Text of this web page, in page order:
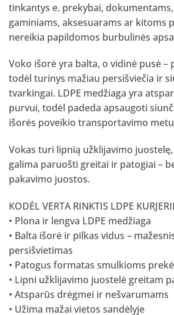
tinkantys e. prekybai,
gaminiams, aksesuarams ar kitoms
nereikia papildomos burbulinės
Voko išorė yra balta, o vidinė pusė –
todėl turinys mažiau persišviečia ir
tvarkingai. LDPE medžiaga yra
purvui, todėl padeda apsaugoti
išorės poveikio transportavimo
Vokas turi lipnią užklijavimo
galima paruošti greitai ir patogiai –
pakavimo juostos.
KODĖL VERTA RINKTIS LDPE
• Plona ir lengva LDPE medžiaga
• Balta išorė ir pilkas vidus –
persišvietimas
• Patogus formatas smulkioms
• Lipni užklijavimo juostelė greitam
• Atsparūs drėgmei ir nešvarumams
• Užima mažai vietos sandėlyje